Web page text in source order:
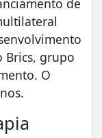
Brics, grupo
O